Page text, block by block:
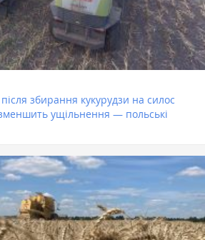
збирання кукурудзи на силос
ущільнення — польські